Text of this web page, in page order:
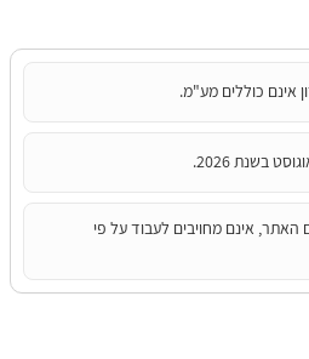
אינם כוללים מע"מ.
בשנת 2026.
האתר, אינם מחויבים לעבוד על פי